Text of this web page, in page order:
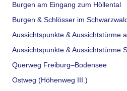
Burgen am Eingang zum Höllental
Burgen & Schlösser im
Aussichtspunkte & Aussichtstürme
Aussichtspunkte & Aussichtstürme
Querweg Freiburg–Bodensee
Ostweg (Höhenweg III.)